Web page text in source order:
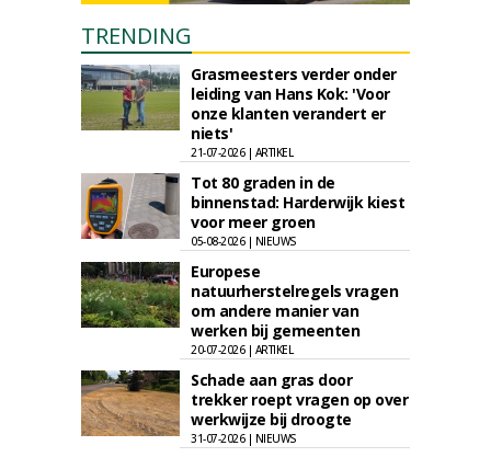
TRENDING
Grasmeesters verder onder
leiding van Hans Kok: 'Voor
onze klanten verandert er
niets'
21-07-2026 | ARTIKEL
Tot 80 graden in de
binnenstad: Harderwijk kiest
voor meer groen
05-08-2026 | NIEUWS
Europese
natuurherstelregels vragen
om andere manier van
werken bij gemeenten
20-07-2026 | ARTIKEL
Schade aan gras door
trekker roept vragen op over
werkwijze bij droogte
31-07-2026 | NIEUWS